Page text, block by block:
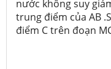
nước không suy
trung điểm của AB
điểm C trên đoạn